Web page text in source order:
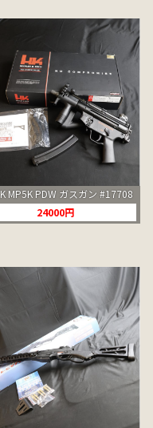
MP5K PDW ガスガン #17708
24000円